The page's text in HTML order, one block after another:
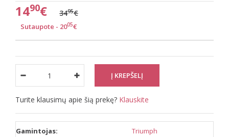
1490€ 3495€
Sutaupote - 2005€
Turite klausimų apie šią prekę? Klauskite
Gamintojas: Triumph